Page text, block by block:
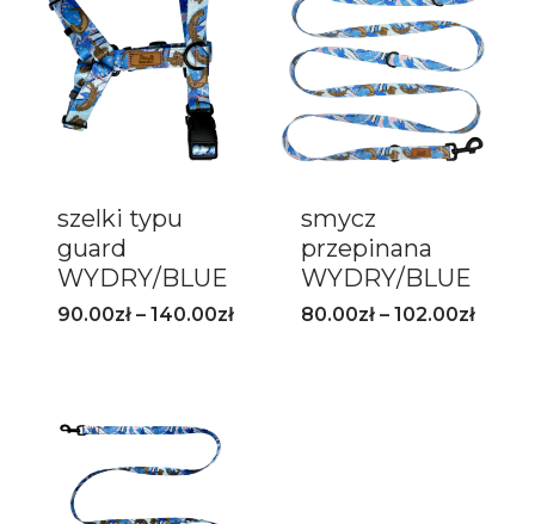
szelki typu
guard
WYDRY/BLUE
90.00zł – 140.00zł
smycz
przepinana
WYDRY/BLUE
80.00zł – 102.00zł